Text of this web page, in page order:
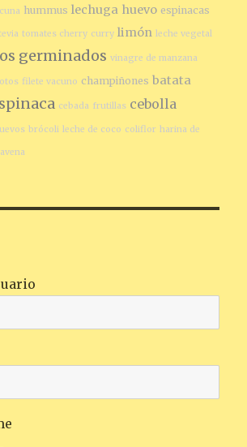
hummus lechuga huevo espinacas
tomates cherry curry limón leche vegetal
germinados vinagre de manzana
filete vacuno champiñones batata
cebada frutillas cebolla
brócoli leche de coco coliflor harina de